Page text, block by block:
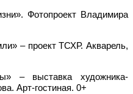
Фотопроект Владимира
– проект ТСХР. Акварель,
– выставка художника-
Арт-гостиная. 0+